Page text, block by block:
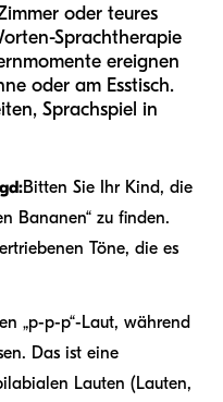
oder teures
Sprachtherapie
ereignen
oder am Esstisch.
Sprachspiel in
Bitten Sie Ihr Kind, die
Bananen“ zu finden.
Töne, die es
„p-p-p“-Laut, während
Das ist eine
Lauten (Lauten,